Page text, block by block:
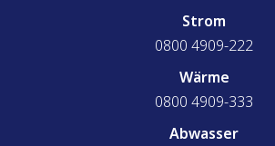
Strom
0800 4909-222
Wärme
0800 4909-333
Abwasser